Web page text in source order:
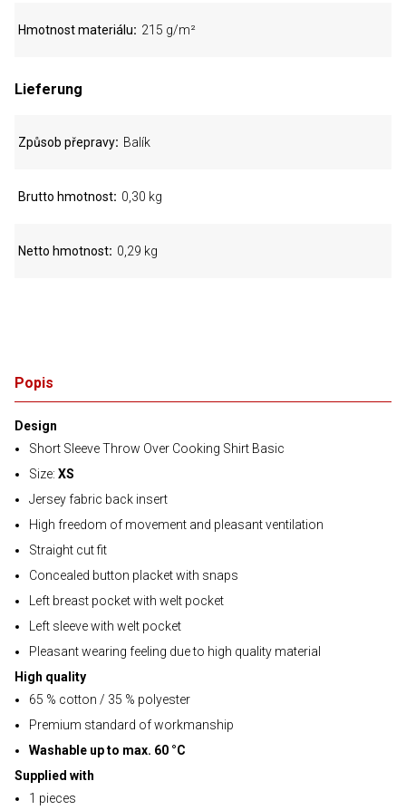
Popis
Design
Short Sleeve Throw Over Cooking Shirt Basic
Size: XS
Jersey fabric back insert
High freedom of movement and pleasant ventilation
Straight cut fit
Concealed button placket with snaps
Left breast pocket with welt pocket
Left sleeve with welt pocket
Pleasant wearing feeling due to high quality material
High quality
65 % cotton / 35 % polyester
Premium standard of workmanship
Washable up to max. 60 °C
Supplied with
1 pieces
Hmotnost materiálu 215 g/m²
Lieferung
Způsob přepravy Balík
Brutto hmotnost 0,30 kg
Netto hmotnost 0,29 kg